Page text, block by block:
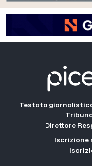
Testata
Direttore
Iscrizione